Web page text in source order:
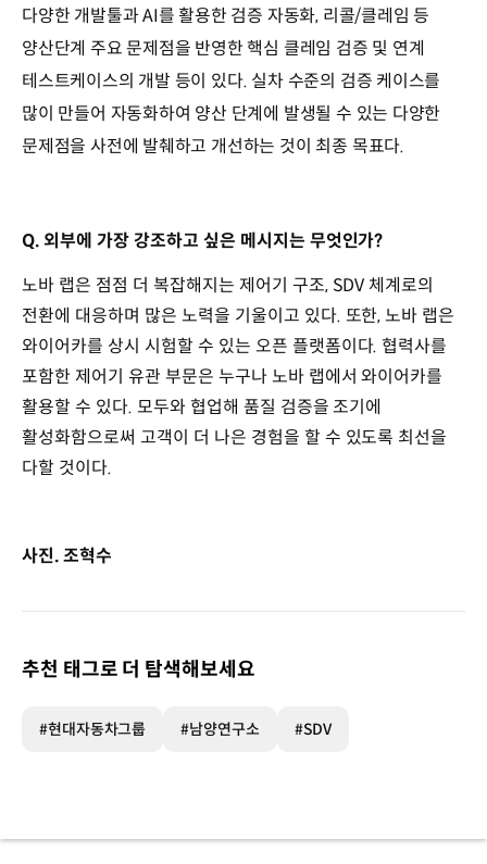
다양한 개발툴과 AI를 활용한 검증 자동화, 리콜/클레임 등
양산단계 주요 문제점을 반영한 핵심 클레임 검증 및 연계
테스트케이스의 개발 등이 있다. 실차 수준의 검증 케이스를
많이 만들어 자동화하여 양산 단계에 발생될 수 있는 다양한
문제점을 사전에 발췌하고 개선하는 것이 최종 목표다.
Q. 외부에 가장 강조하고 싶은 메시지는 무엇인가?
노바 랩은 점점 더 복잡해지는 제어기 구조, SDV 체계로의
전환에 대응하며 많은 노력을 기울이고 있다. 또한, 노바 랩은
와이어카를 상시 시험할 수 있는 오픈 플랫폼이다. 협력사를
포함한 제어기 유관 부문은 누구나 노바 랩에서 와이어카를
활용할 수 있다. 모두와 협업해 품질 검증을 조기에
활성화함으로써 고객이 더 나은 경험을 할 수 있도록 최선을
다할 것이다.
사진. 조혁수
추천 태그로 더 탐색해보세요
#현대자동차그룹 #남양연구소 #SDV